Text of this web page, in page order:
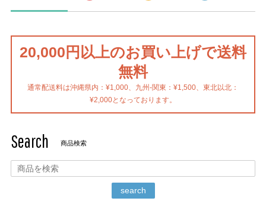
20,000円以上のお買い上げで送料
無料
通常配送料は沖縄県内：¥1,000、九州-関東：¥1,500、東北以北：
¥2,000となっております。
Search 商品検索
search